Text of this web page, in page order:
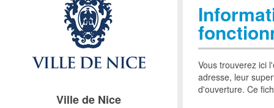
Vous trouverez ici
adresse, leur
d'ouverture. Ce
Ville de Nice